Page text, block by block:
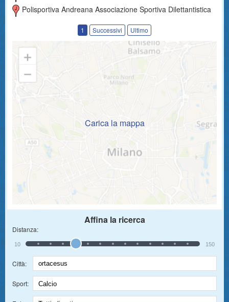
Polisportiva Andreana Associazione Sportiva Dilettantistica
1 Successivi Ultimo
Carica la mappa
Affina la ricerca
Distanza:
10 150
Città:
Sport: